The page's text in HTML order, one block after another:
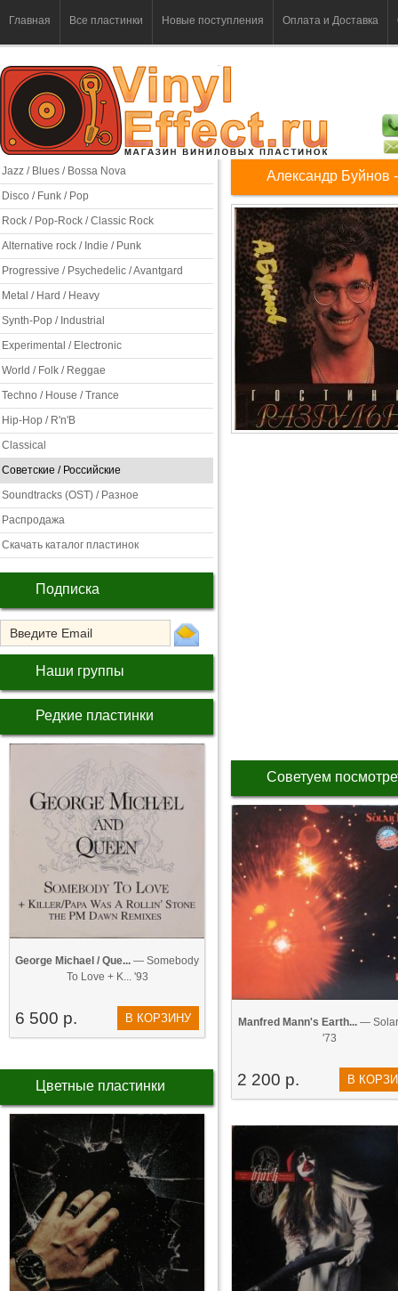
Главная Все пластинки Новые поступления Оплата и Доставка
Jazz / Blues / Bossa Nova
Disco / Funk / Pop
Rock / Pop-Rock / Classic Rock
Alternative rock / Indie / Punk
Progressive / Psychedelic / Avantgard
Metal / Hard / Heavy
Synth-Pop / Industrial
Experimental / Electronic
World / Folk / Reggae
Techno / House / Trance
Hip-Hop / R'n'B
Classical
Советские / Российские
Soundtracks (OST) / Разное
Распродажа
Скачать каталог пластинок
Подписка
Наши группы
Редкие пластинки
George Michael / Que... — Somebody
To Love + K... '93
6 500 р. В КОРЗИНУ
Цветные пластинки
Александр Буйнов
Советуем
Manfred Mann's Earth... —
'73
2 200 р. В